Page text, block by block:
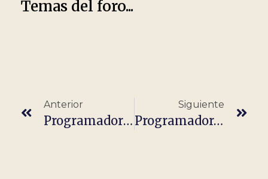
Temas del foro...
Anterior
Programador .NET (Remote)
Siguiente
Programador/A Nodejs It · Completamente Remoto 50. 000 – 70. 000